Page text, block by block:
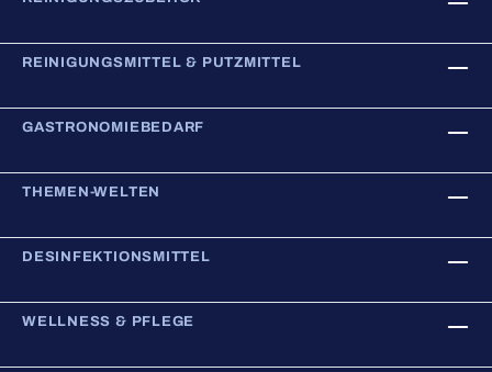
REINIGUNGSMITTEL & PUTZMITTEL
GASTRONOMIEBEDARF
THEMEN-WELTEN
DESINFEKTIONSMITTEL
WELLNESS & PFLEGE